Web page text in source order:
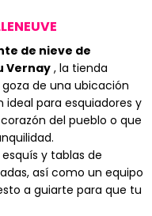
de nieve de
Vernay, la tienda
goza de una ubicación
ideal para esquiadores y
del pueblo o que
y tablas de
así como un equipo
a guiarte para que tu